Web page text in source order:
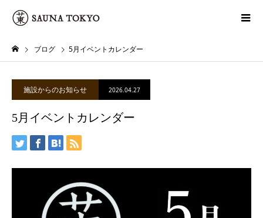
ブログ 5月イベントカレンダー
施設からのお知らせ 2026.04.27
5月イベントカレンダー